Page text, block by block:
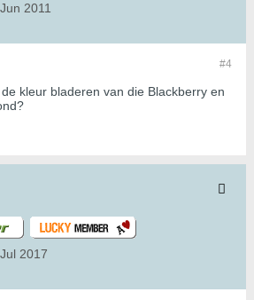
Jun 2011
#4
kleur bladeren van die Blackberry en
Jul 2017